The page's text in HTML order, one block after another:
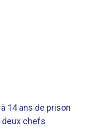
14 ans de prison
deux chefs